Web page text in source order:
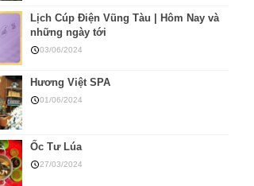
Lịch Cúp Điện Vũng Tàu | Hôm Nay và
những ngày tới
03/06/2024
Hương Việt SPA
01/06/2024
Ốc Tư Lúa
27/03/2024